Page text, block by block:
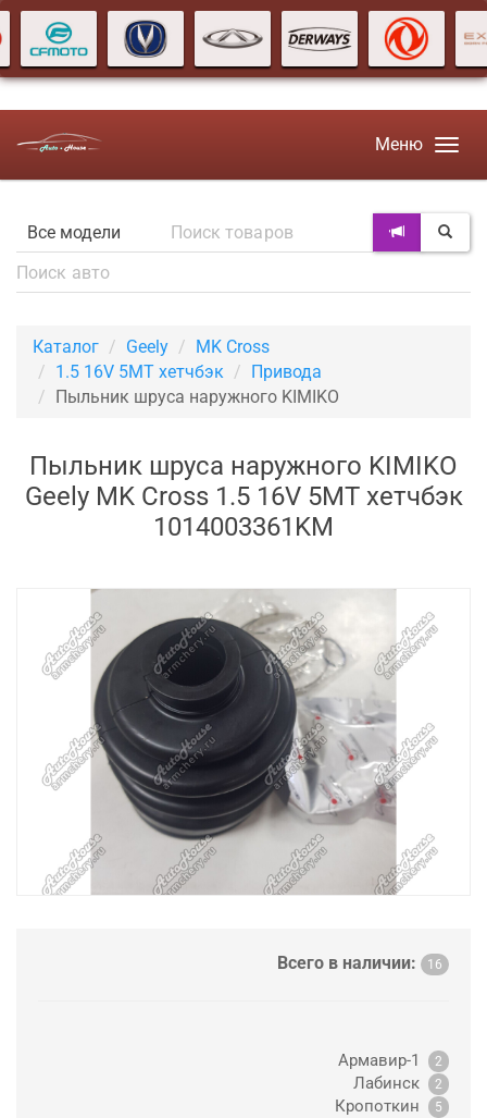
Меню
Каталог Geely
MK Cross
1.5 16V 5MT хетчбэк
Привода
Пыльник шруса наружного KIMIKO
Пыльник шруса наружного KIMIKO
Geely MK Cross 1.5 16V 5MT хетчбэк
1014003361KM
Всего в наличии: 16
Армавир-1 2
Лабинск 2
Кропоткин 5